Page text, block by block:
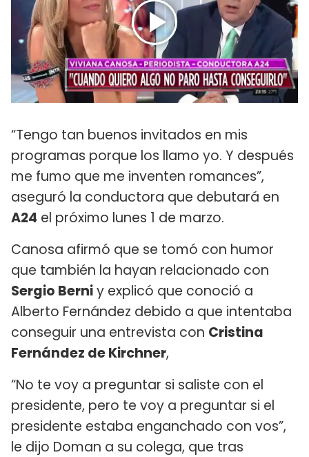
“Tengo tan buenos invitados en mis
programas porque los llamo yo. Y después
me fumo que me inventen romances”,
aseguró la conductora que debutará en
A24 el próximo lunes 1 de marzo.
Canosa afirmó que se tomó con humor
que también la hayan relacionado con
Sergio Berniy explicó que conoció a
Alberto Fernández debido a que intentaba
conseguir una entrevista con Cristina
Fernández de Kirchner,
“No te voy a preguntar si saliste con el
presidente, pero te voy a preguntar si el
presidente estaba enganchado con vos”,
le dijo Doman a su colega, que tras